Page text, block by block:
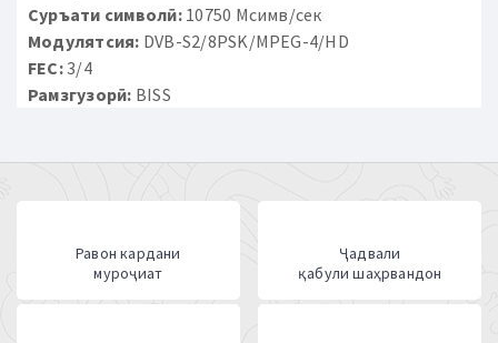
Суръати символӣ:10750 Мсимв/сек
Модулятсия: DVB-S2/8PSK/MPEG-4/HD
FEC:3/4
Рамзгузорӣ: BISS
Равон кардани
муроҷиат
Ҷадвали
қабули шаҳрвандон